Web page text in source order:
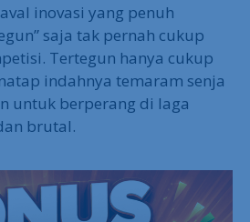
inovasi yang penuh
saja tak pernah cukup
Tertegun hanya cukup
indahnya temaram senja
untuk berperang di laga
brutal.